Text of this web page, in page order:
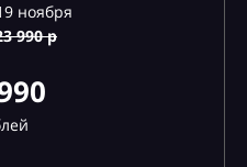
ноября
990 р